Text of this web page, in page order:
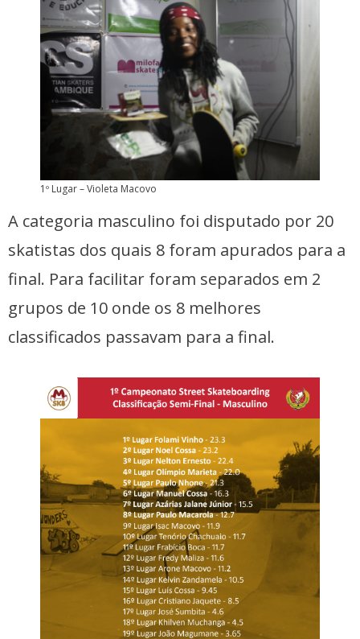
1º Lugar – Violeta Macovo
A categoria masculino foi disputado por 20
skatistas dos quais 8 foram apurados para a
final. Para facilitar foram separados em 2
grupos de 10 onde os 8 melhores
classificados passavam para a final.